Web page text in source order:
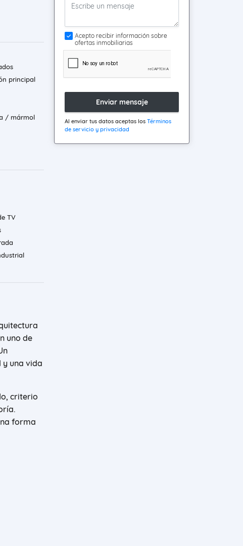
principal
/ mármol
TV
uno de
una vida
criterio
forma
Acepto recibir información sobre
ofertas inmobiliarias
Enviar mensaje
Al enviar tus datos aceptas los Términos
de servicio y privacidad